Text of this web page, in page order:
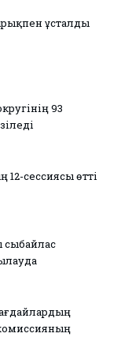
ұсталды
93
сессиясы өтті